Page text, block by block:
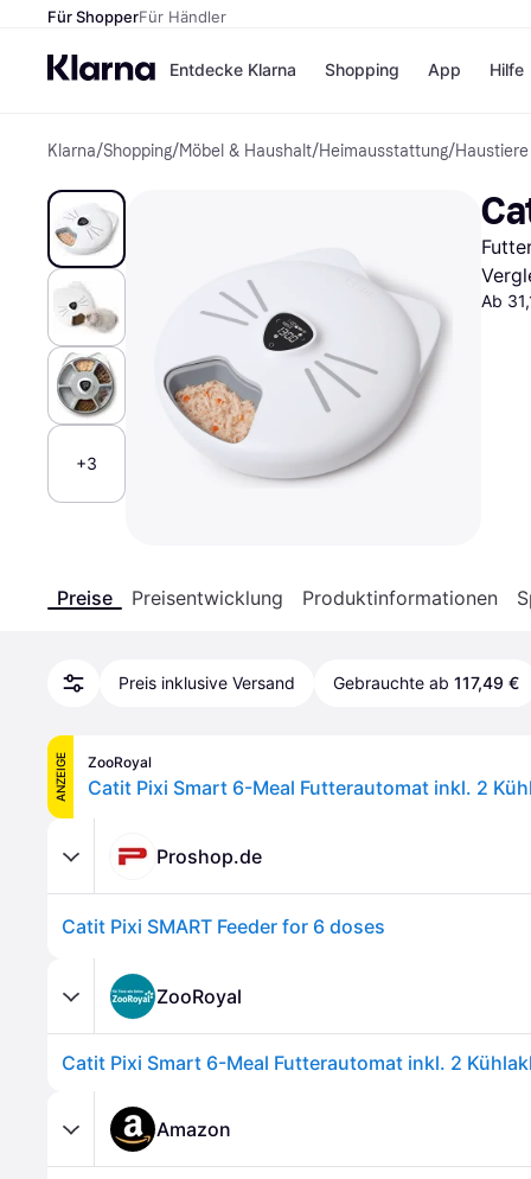
Für ShopperFür Händler
Entdecke Klarna
Zahlungsmethoden
Bezahle in 3
Bezahle in bis zu 30
Ratenzahlung
Shopping
Shops
eBay
Temu
SHEIN
App Hilfe
Klarna/Shopping/Möbel & Haushalt/Heimausstattung/Haustiere
+3
Ab
Preise Preisentwicklung Produktinformationen
Preis inklusive Versand Gebrauchte ab 117,49 €
ANZEIGE ZooRoyal
Catit Pixi Smart 6-Meal Futterautomat inkl. 2
Proshop.de
Catit Pixi SMART Feeder for 6 doses
ZooRoyal
Catit Pixi Smart 6-Meal Futterautomat inkl. 2
Amazon